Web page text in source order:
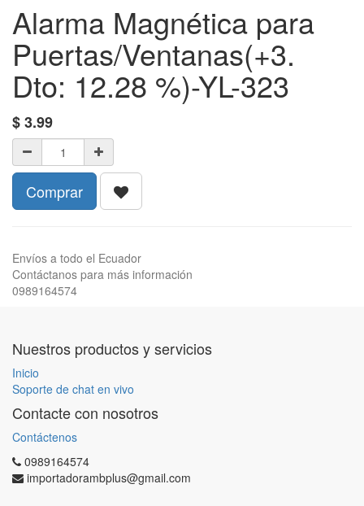
Alarma Magnética para
Puertas/Ventanas(+3.
Dto: 12.28 %)-YL-323
$3.99
Comprar
Envíos a todo el Ecuador
Contáctanos para más información
0989164574
Nuestros productos y servicios
Inicio
Soporte de chat en vivo
Contacte con nosotros
Contáctenos
0989164574
importadorambplus@gmail.com